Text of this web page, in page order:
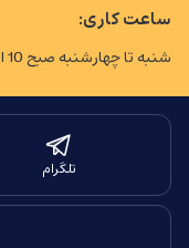
ساعت کاری:
شنبه تا چهارشنبه صبح 10 الی17 پنجشنبه 10 الی 15
تلگرام